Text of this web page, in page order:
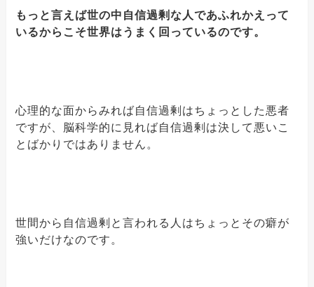
もっと言えば世の中自信過剰な人であふれかえって
いるからこそ世界はうまく回っているのです。
心理的な面からみれば自信過剰はちょっとした悪者
ですが、脳科学的に見れば自信過剰は決して悪いこ
とばかりではありません。
世間から自信過剰と言われる人はちょっとその癖が
強いだけなのです。